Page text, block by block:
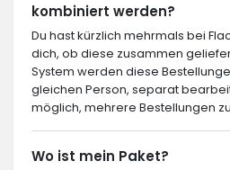
kombiniert werden?
Du hast kürzlich mehrmals bei
dich, ob diese zusammen
System werden diese
gleichen Person, separat
möglich, mehrere Bestellungen
Wo ist mein Paket?